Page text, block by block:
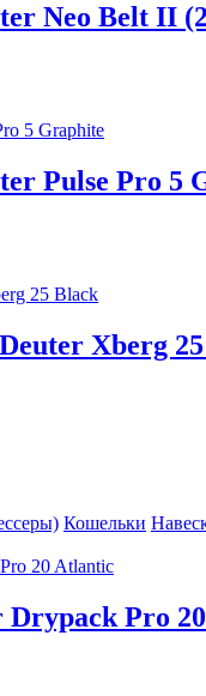
Neo Belt II
Pulse Pro 5
Xberg
Кошельки
Pro